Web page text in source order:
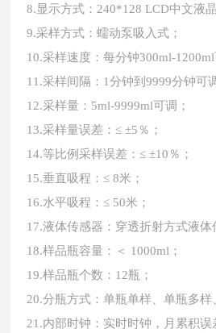
8.显示方式：240*128 LCD中文液
9.采样方式：蠕动泵吸入式；
10.采样速度：每分钟300ml-1200ml
11.采样间隔：1分钟到9999分钟可
12.采样量：5ml-9999ml可调；
13.采样量误差：≤ ±5％；
14.等比例采样误差：≤ ±10％；
15.垂直吸程：≤ 8米；
16.水平吸程：≤ 50米；
17.液体传感器：穿透折射方式液体
18.样品瓶容量：＜ 1000ml；
19.样品瓶个数：12瓶；
20.分瓶方式：单瓶单样、单瓶多样
21.内部时钟：实时时钟，月累积误